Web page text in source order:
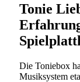
Tonie
Die Toniebox
Musiksystem